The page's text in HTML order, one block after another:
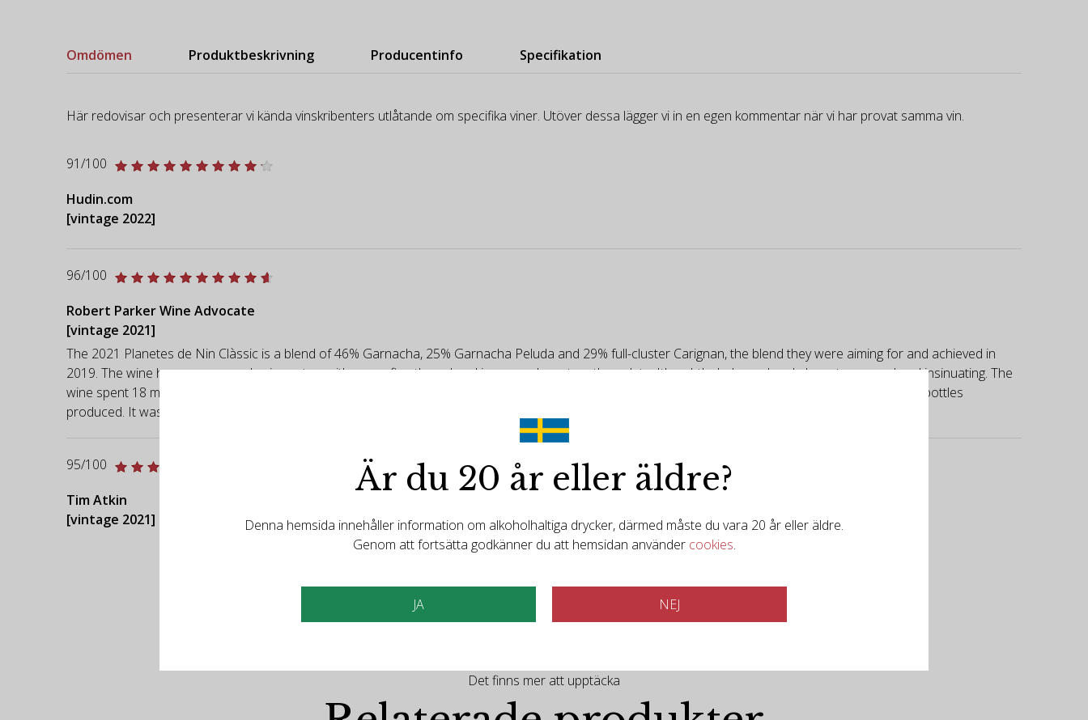
Omdömen Produktbeskrivning Producentinfo Specifikation
Här redovisar och presenterar vi kända vinskribenters utlåtande om specifika viner. Utöver dessa lägger vi in en egen kommentar när vi har provat samma vin.
91/100
Hudin.com
[vintage 2022]
96/100
Robert Parker Wine Advocate
[vintage 2021]
The 2021 Planetes de Nin Clàssic is a blend of 46% Garnacha, 25% Garnacha Peluda and 29% full-cluster Carignan, the blend they were aiming for and achieved in
2019. The wine has peppery and spicy notes, with a very fine thread and is super elegant on the palate. It's subtle, balanced and elegant, nuanced and insinuating. The
wine spent 18 months in 3,200-liter oak foudre. It follows the style of 2019 and 2020. It has 13.5% alcohol, a pH of 3.2 and 5.4 grams of acidity. 14,660 bottles
produced. It was bottled in April 2023.
95/100
Tim Atkin
[vintage 2021]
Det finns mer att upptäcka
Är du 20 år eller äldre?
Denna hemsida innehåller information om alkoholhaltiga drycker, därmed måste du vara 20 år eller äldre.
Genom att fortsätta godkänner du att hemsidan använder cookies.
JA NEJ